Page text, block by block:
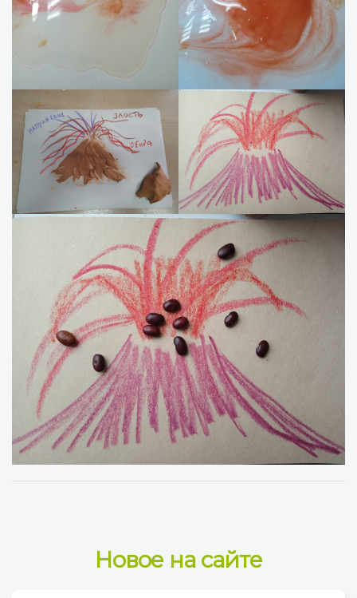
Новое на сайте